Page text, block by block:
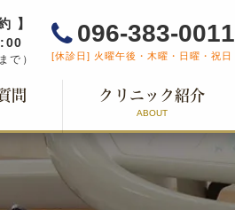
】
で）
096-383-0011
[休診日] 火曜午後・木曜・日曜・祝日
問 クリニック紹介
ABOUT